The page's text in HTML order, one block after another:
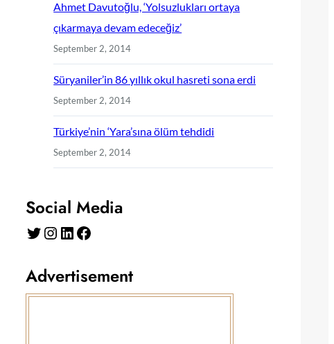
Ahmet Davutoğlu, ‘Yolsuzlukları ortaya
çıkarmaya devam edeceğiz’
September 2, 2014
Süryaniler’in 86 yıllık okul hasreti sona erdi
September 2, 2014
Türkiye’nin ‘Yara’sına ölüm tehdidi
September 2, 2014
Social Media
Twitter Instagram LinkedIn Facebook
Advertisement